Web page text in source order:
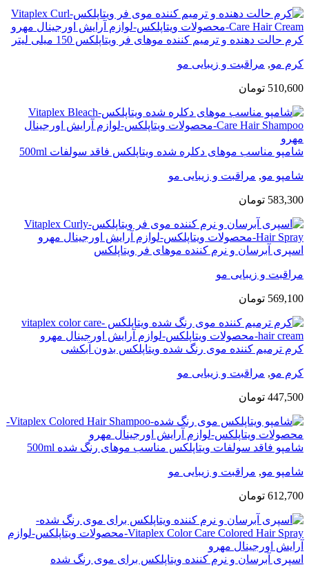
کرم حالت دهنده و ترمیم کننده موهای فر ویتاپلکس 150 میلی لیتر
کرم مو, مراقبت و زیبایی مو
510,600 تومان
شامپو مناسب موهای دکلره شده ویتاپلکس فاقد سولفات 500ml
شامپو مو, مراقبت و زیبایی مو
583,300 تومان
اسپری آبرسان و نرم کننده موهای فر ویتاپلکس
مراقبت و زیبایی مو
569,100 تومان
کرم ترمیم کننده موی رنگ شده ویتاپلکس بدون آبکشی
کرم مو, مراقبت و زیبایی مو
447,500 تومان
شامپو فاقد سولفات ویتاپلکس مناسب موهای رنگ شده 500ml
شامپو مو, مراقبت و زیبایی مو
612,700 تومان
اسپری آبرسان و نرم کننده ویتاپلکس برای موی رنگ شده